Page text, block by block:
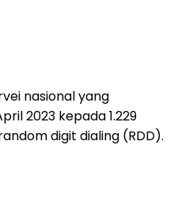
nasional yang
2023 kepada 1.229
digit dialing (RDD).